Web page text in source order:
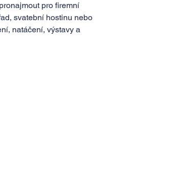
pro firemní
svatební hostinu nebo
natáčení, výstavy a